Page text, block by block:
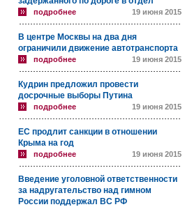
подробнее 19 июня 2015
В центре Москвы на два дня
ограничили движение автотранспорта
подробнее 19 июня 2015
Кудрин предложил провести
досрочные выборы Путина
подробнее 19 июня 2015
ЕС продлит санкции в отношении
Крыма на год
подробнее 19 июня 2015
Введение уголовной ответственности
за надругательство над гимном
России поддержал ВС РФ